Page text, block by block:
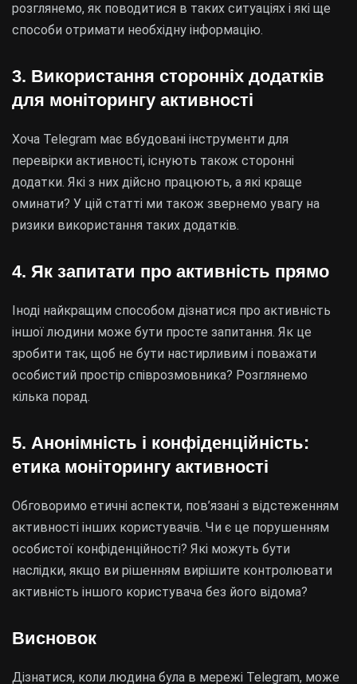
розглянемо, як поводитися в таких ситуаціях і які ще
способи отримати необхідну інформацію.
3. Використання сторонніх додатків
для моніторингу активності
Хоча Telegram має вбудовані інструменти для
перевірки активності, існують також сторонні
додатки. Які з них дійсно працюють, а які краще
оминати? У цій статті ми також звернемо увагу на
ризики використання таких додатків.
4. Як запитати про активність прямо
Іноді найкращим способом дізнатися про активність
іншої людини може бути просте запитання. Як це
зробити так, щоб не бути настирливим і поважати
особистий простір співрозмовника? Розглянемо
кілька порад.
5. Анонімність і конфіденційність:
етика моніторингу активності
Обговоримо етичні аспекти, пов’язані з відстеженням
активності інших користувачів. Чи є це порушенням
особистої конфіденційності? Які можуть бути
наслідки, якщо ви рішенням вирішите контролювати
активність іншого користувача без його відома?
Висновок
Дізнатися, коли людина була в мережі Telegram, може